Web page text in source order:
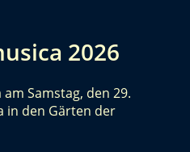
2026
Samstag, den 29.
in den Gärten der